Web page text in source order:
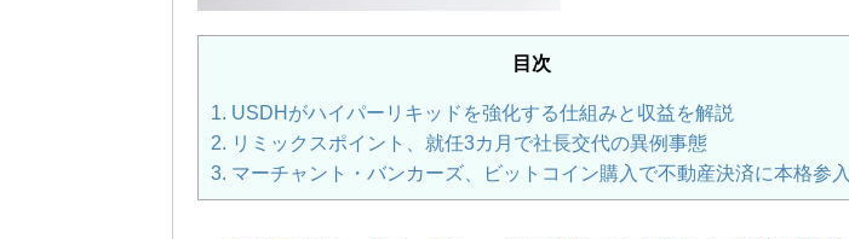
目次
1. USDHがハイパーリキッドを強化する仕組みと収益を解説
2. リミックスポイント、就任3カ月で社長交代の異例事態
3. マーチャント・バンカーズ、ビットコイン購入で不動産決済に本格参入